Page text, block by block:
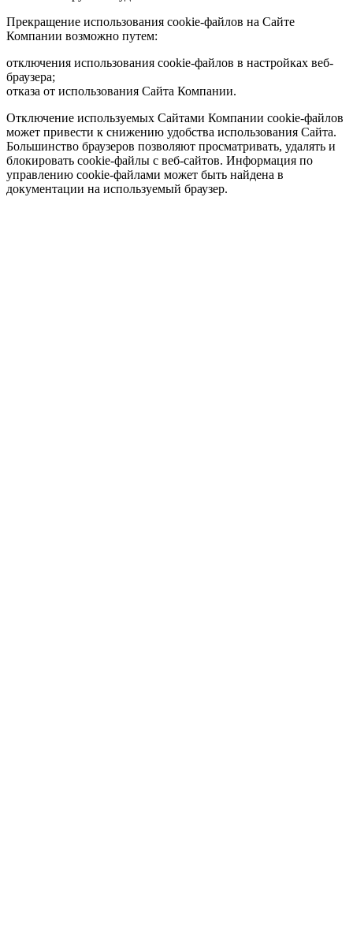
Прекращение использования cookie-файлов на Сайте
Компании возможно путем:
отключения использования cookie-файлов в настройках веб-
браузера;
отказа от использования Сайта Компании.
Отключение используемых Сайтами Компании cookie-файлов
может привести к снижению удобства использования Сайта.
Большинство браузеров позволяют просматривать, удалять и
блокировать cookie-файлы c веб-сайтов. Информация по
управлению cookie-файлами может быть найдена в
документации на используемый браузер.